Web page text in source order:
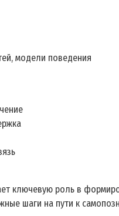
модели поведения
ключевую роль в
шаги на пути к